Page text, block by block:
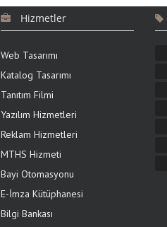
Hizmetler
Web Tasarımı
Katalog Tasarımı
Tanıtım Filmi
Yazılım Hizmetleri
Reklam Hizmetleri
MTHS Hizmeti
Bayi Otomasyonu
E-İmza Kütüphanesi
Bilgi Bankası